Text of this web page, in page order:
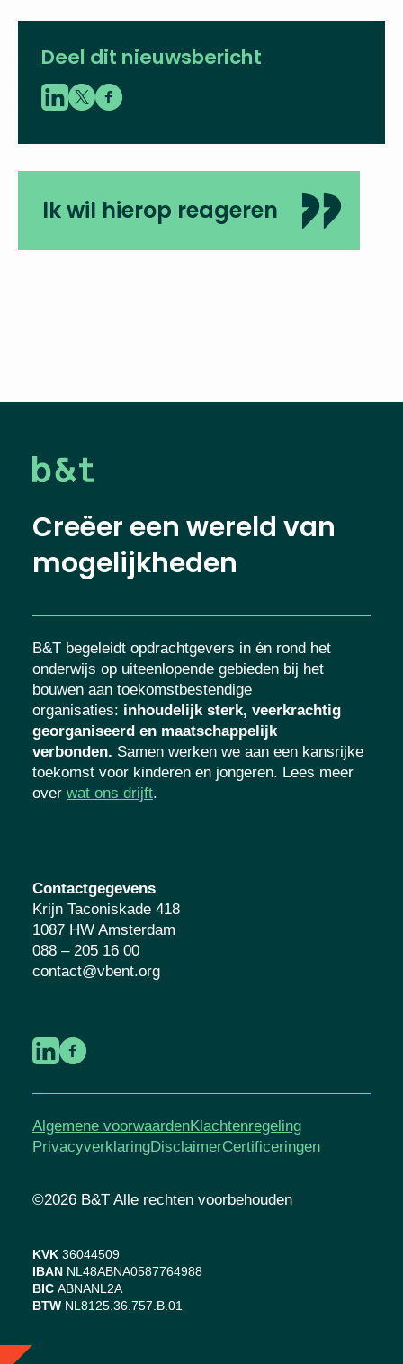
Deel dit nieuwsbericht
Ik wil hierop reageren
Creëer een wereld van
mogelijkheden
B&T begeleidt opdrachtgevers in én rond het
onderwijs op uiteenlopende gebieden bij het
bouwen aan toekomstbestendige
organisaties: inhoudelijk sterk, veerkrachtig
georganiseerd en maatschappelijk
verbonden. Samen werken we aan een kansrijke
toekomst voor kinderen en jongeren. Lees meer
over wat ons drijft.
Contactgegevens
Krijn Taconiskade 418
1087 HW Amsterdam
088 – 205 16 00
contact@vbent.org
Algemene voorwaardenKlachtenregeling
PrivacyverklaringDisclaimerCertificeringen
©2026 B&T Alle rechten voorbehouden
KVK 36044509
IBAN NL48ABNA0587764988
BIC ABNANL2A
BTW NL8125.36.757.B.01